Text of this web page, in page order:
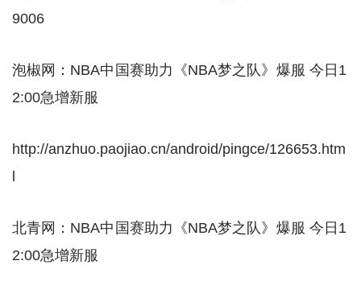
9006
泡椒网：NBA中国赛助力《NBA梦之队》爆服 今日1
2:00急增新服
http://anzhuo.paojiao.cn/android/pingce/126653.htm
北青网：NBA中国赛助力《NBA梦之队》爆服 今日1
2:00急增新服